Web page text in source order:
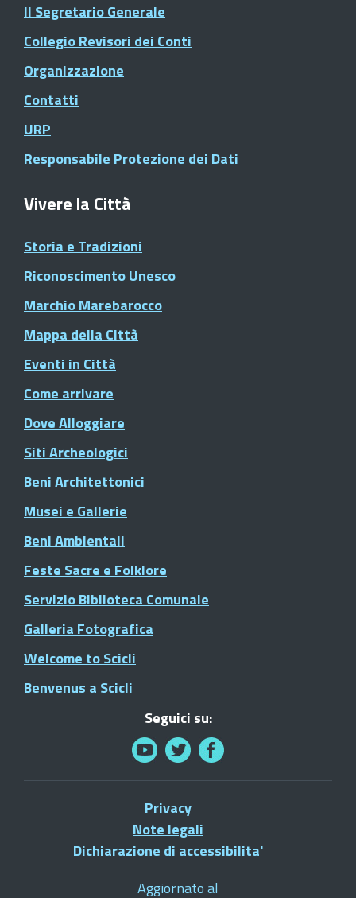
Il Segretario Generale
Collegio Revisori dei Conti
Organizzazione
Contatti
URP
Responsabile Protezione dei Dati
Vivere la Città
Storia e Tradizioni
Riconoscimento Unesco
Marchio Marebarocco
Mappa della Città
Eventi in Città
Come arrivare
Dove Alloggiare
Siti Archeologici
Beni Architettonici
Musei e Gallerie
Beni Ambientali
Feste Sacre e Folklore
Servizio Biblioteca Comunale
Galleria Fotografica
Welcome to Scicli
Benvenus a Scicli
Seguici su:
Privacy
Note legali
Dichiarazione di accessibilita'
Aggiornato al